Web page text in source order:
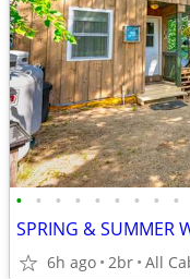
• • • • • • • • •
6h ago 2br